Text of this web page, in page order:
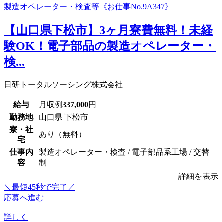
【山口県下松市】3ヶ月寮費無料！未経
験OK！電子部品の製造オペレーター・
検...
日研トータルソーシング株式会社
給与 月収例337,000円
勤務地
山口県 下松市
寮・社
宅
あり（無料）
仕事内
容
製造オペレーター・検査 / 電子部品系工場 / 交替
制
詳細を表示
＼最短45秒で完了／
応募へ進む
詳しく